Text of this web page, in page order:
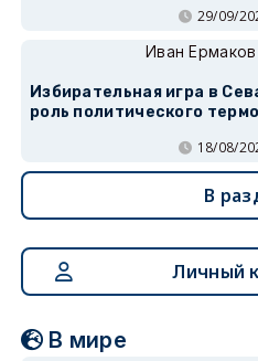
29/09/
Иван Ермаков
Избирательная игра в
роль политического
18/08/
В
Личный
В мире